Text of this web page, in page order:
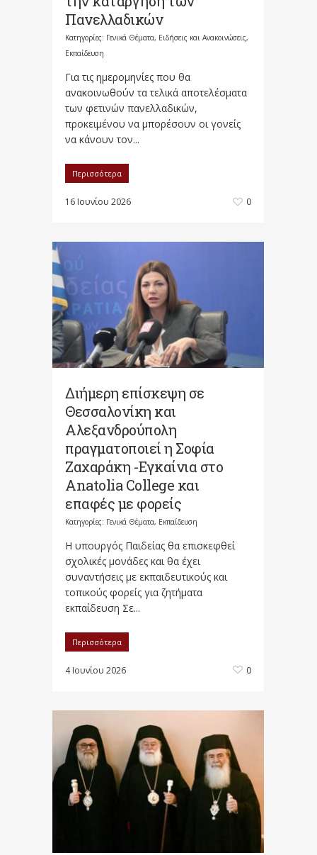
Πανελλαδικών
Κατηγορίες: Γενικά Θέματα, Ειδήσεις και Ανακοινώσεις,
Εκπαίδευση
Για τις ημερομηνίες που θα
ανακοινωθούν τα τελικά αποτελέσματα
των φετινών πανελλαδικών,
προκειμένου να μπορέσουν οι γονείς
να κάνουν τον...
Περισσότερα
16 Ιουνίου 2026 0
Διήμερη επίσκεψη σε
Θεσσαλονίκη και
Αλεξανδρούπολη
πραγματοποιεί η Σοφία
Ζαχαράκη -Εγκαίνια στο
Anatolia College και
επαφές με φορείς
Κατηγορίες: Γενικά Θέματα, Εκπαίδευση
Η υπουργός Παιδείας θα επισκεφθεί
σχολικές μονάδες και θα έχει
συναντήσεις με εκπαιδευτικούς και
τοπικούς φορείς για ζητήματα
εκπαίδευση Σε...
Περισσότερα
4 Ιουνίου 2026 0